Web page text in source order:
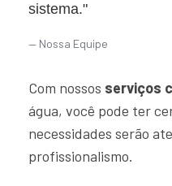
sistema."
Nossa Equipe
Com nossos serviços
água, você pode ter
necessidades serão
profissionalismo.